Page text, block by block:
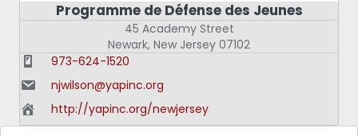
Programme de Défense des Jeunes
45 Academy Street
Newark, New Jersey 07102
973-624-1520
njwilson@yapinc.org
http://yapinc.org/newjersey